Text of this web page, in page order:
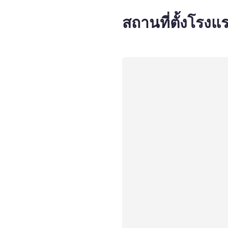
สถานที่ตั้งโรงแ